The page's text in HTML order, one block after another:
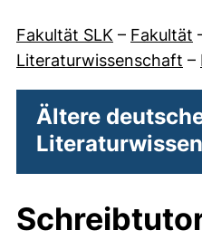
Fakultät SLK – Fakultät
Literaturwissenschaft –
Ältere